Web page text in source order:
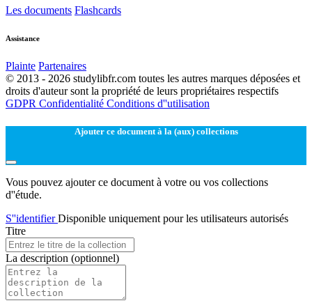
Les documents Flashcards
Assistance
Plainte Partenaires
© 2013 - 2026 studylibfr.com toutes les autres marques déposées et
droits d'auteur sont la propriété de leurs propriétaires respectifs
GDPR Confidentialité Conditions d''utilisation
Ajouter ce document à la (aux) collections
Vous pouvez ajouter ce document à votre ou vos collections
d''étude.
S''identifierDisponible uniquement pour les utilisateurs autorisés
Titre
La description (optionnel)